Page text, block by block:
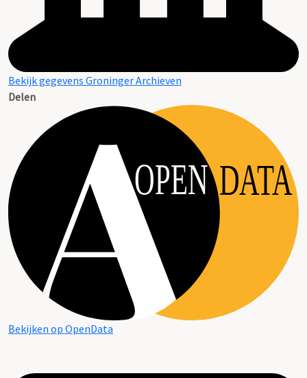
Bekijk gegevens Groninger Archieven
Delen
OPEN DATA
Bekijken op OpenData